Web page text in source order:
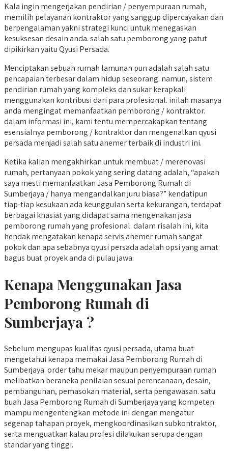
Kala ingin mengerjakan pendirian / penyempuraan rumah,
memilih pelayanan kontraktor yang sanggup dipercayakan dan
berpengalaman yakni strategi kunci untuk menegaskan
kesuksesan desain anda. salah satu pemborong yang patut
dipikirkan yaitu Qyusi Persada.
Menciptakan sebuah rumah lamunan pun adalah salah satu
pencapaian terbesar dalam hidup seseorang. namun, sistem
pendirian rumah yang kompleks dan sukar kerapkali
menggunakan kontribusi dari para profesional. inilah masanya
anda mengingat memanfaatkan pemborong / kontraktor.
dalam informasi ini, kami tentu mempercakapkan tentang
esensialnya pemborong / kontraktor dan mengenalkan qyusi
persada menjadi salah satu anemer terbaik di industri ini.
Ketika kalian mengakhirkan untuk membuat / merenovasi
rumah, pertanyaan pokok yang sering datang adalah, “apakah
saya mesti memanfaatkan Jasa Pemborong Rumah di
Sumberjaya / hanya mengandalkan juru biasa?” kendatipun
tiap-tiap kesukaan ada keunggulan serta kekurangan, terdapat
berbagai khasiat yang didapat sama mengenakan jasa
pemborong rumah yang profesional. dalam risalah ini, kita
hendak mengatakan kenapa servis anemer rumah sangat
pokok dan apa sebabnya qyusi persada adalah opsi yang amat
bagus buat proyek anda di pulau jawa.
Kenapa Menggunakan Jasa
Pemborong Rumah di
Sumberjaya ?
Sebelum mengupas kualitas qyusi persada, utama buat
mengetahui kenapa memakai Jasa Pemborong Rumah di
Sumberjaya. order tahu mekar maupun penyempuraan rumah
melibatkan beraneka penilaian sesuai perencanaan, desain,
pembangunan, pemasokan material, serta pengawasan. satu
buah Jasa Pemborong Rumah di Sumberjaya yang kompeten
mampu mengentengkan metode ini dengan mengatur
segenap tahapan proyek, mengkoordinasikan subkontraktor,
serta menguatkan kalau profesi dilakukan serupa dengan
standar yang tinggi.